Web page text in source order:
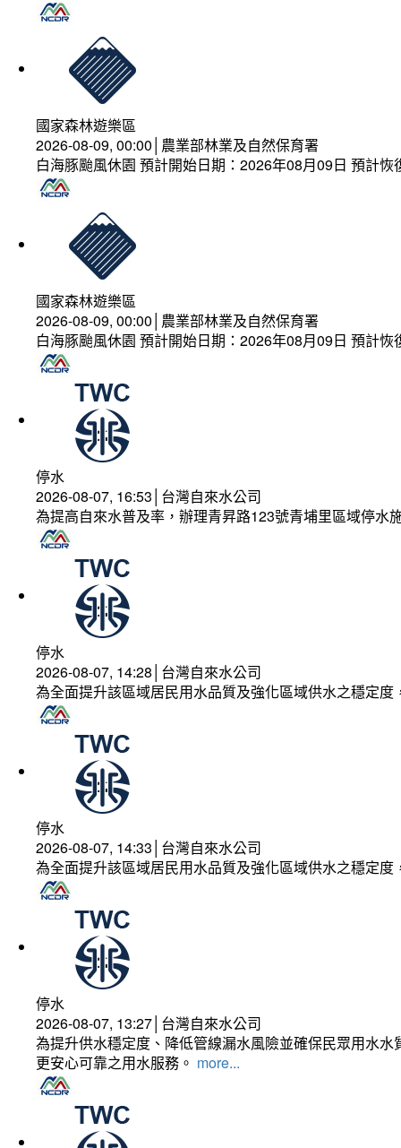
國家森林遊樂區
2026-08-09, 00:00│農業部林業及自然保育署
白海豚颱風休園 預計開始日期：2026年08月09日 預計
國家森林遊樂區
2026-08-09, 00:00│農業部林業及自然保育署
白海豚颱風休園 預計開始日期：2026年08月09日 預計
停水
2026-08-07, 16:53│台灣自來水公司
為提高自來水普及率，辦理青昇路123號青埔里區域停水
停水
2026-08-07, 14:28│台灣自來水公司
為全面提升該區域居民用水品質及強化區域供水之穩定
停水
2026-08-07, 14:33│台灣自來水公司
為全面提升該區域居民用水品質及強化區域供水之穩定
停水
2026-08-07, 13:27│台灣自來水公司
為提升供水穩定度、降低管線漏水風險並確保民眾用水
更安心可靠之用水服務。 more...